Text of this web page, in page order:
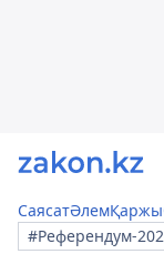
СаясатӘлемҚаржы
#Референдум-